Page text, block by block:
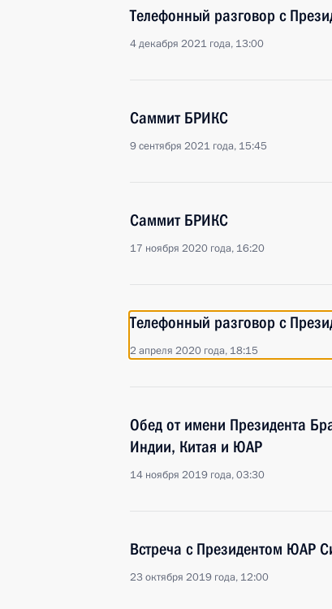
Телефонный разговор с
4 декабря 2021 года, 13:00
Саммит БРИКС
9 сентября 2021 года, 15:45
Саммит БРИКС
17 ноября 2020 года, 16:20
Телефонный разговор с
2 апреля 2020 года, 18:15
Обед от имени Президента
Индии, Китая и ЮАР
14 ноября 2019 года, 03:30
Встреча с Президентом ЮАР
23 октября 2019 года, 12:00